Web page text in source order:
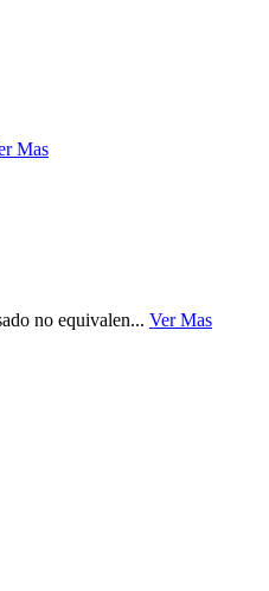
Mas
no equivalen... Ver Mas